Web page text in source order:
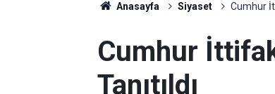
Anasayfa Siyaset Cumhur
Cumhur
Tanıtıldı